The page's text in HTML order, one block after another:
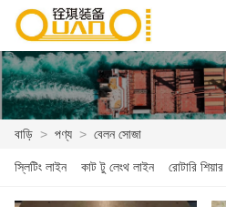
বাড়ি
العربية বাংলা ভাষার
বাড়ি > পণ্য > বেলন সোজা
স্লিটিং লাইন কাট টু লেংথ লাইন রোটারি শিয়ার